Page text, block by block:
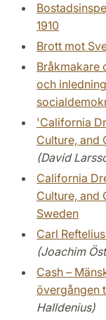
1910
Brott mot
Bråkmakare
och
'California
Culture, and
(David
California
Culture, and
Sweden
Carl
(Joachim
Cash –
övergången
Halldenius)